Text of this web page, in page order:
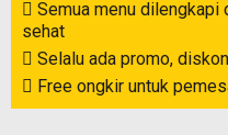
Semua menu dilengkapi
sehat
Selalu ada promo,
Free ongkir untuk